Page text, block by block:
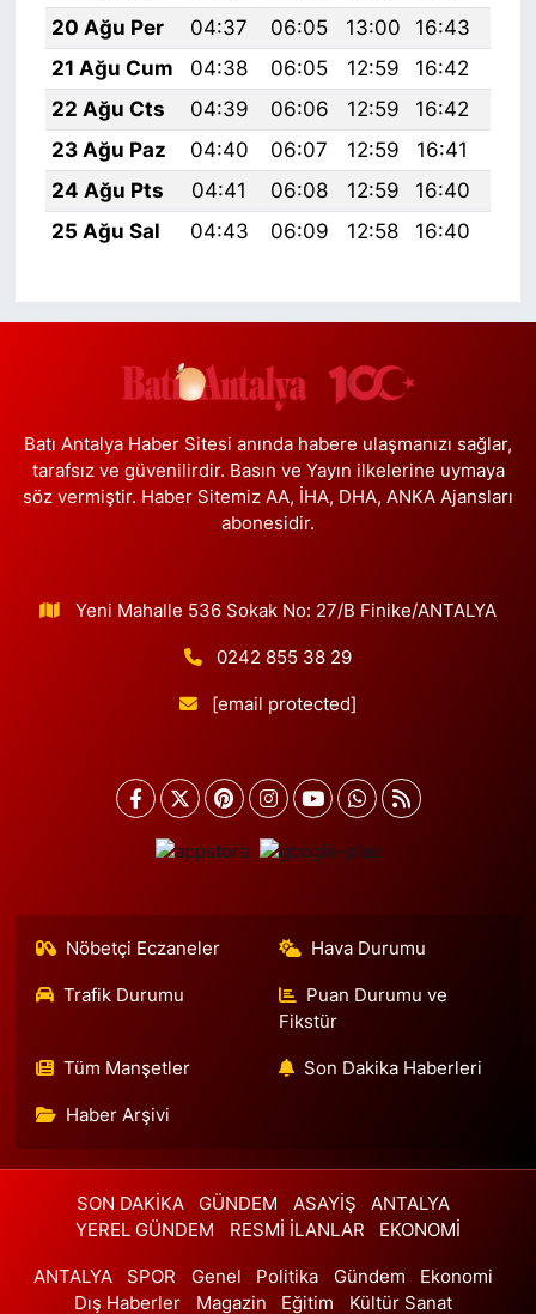
20 Ağu Per
04:37 06:05 13:00 16:43
21 Ağu Cum
04:38 06:05 12:59 16:42
22 Ağu Cts
04:39 06:06 12:59 16:42
23 Ağu Paz
04:40 06:07 12:59 16:41
24 Ağu Pts
04:41 06:08 12:59 16:40
25 Ağu Sal
04:43 06:09 12:58 16:40
Batı Antalya Haber Sitesi anında habere ulaşmanızı sağlar,
tarafsız ve güvenilirdir. Basın ve Yayın ilkelerine uymaya
söz vermiştir. Haber Sitemiz AA, İHA, DHA, ANKA Ajansları
abonesidir.
Yeni Mahalle 536 Sokak No: 27/B Finike/ANTALYA
0242 855 38 29
[email protected]
Nöbetçi Eczaneler Hava Durumu
Trafik Durumu
Puan Durumu ve
Fikstür
Tüm Manşetler Son Dakika Haberleri
Haber Arşivi
SON DAKİKA GÜNDEM ASAYİŞ
ANTALYA
YEREL GÜNDEM
RESMİ İLANLAR EKONOMİ
ANTALYA SPOR Genel Politika Gündem
Ekonomi
Dış Haberler
Magazin Eğitim Kültür Sanat